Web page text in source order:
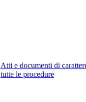
Atti e documenti di
tutte le procedure